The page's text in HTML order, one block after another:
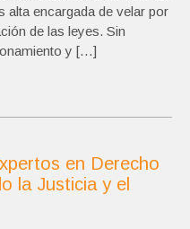
alta encargada de velar por
de las leyes. Sin
y […]
en Derecho
la Justicia y el